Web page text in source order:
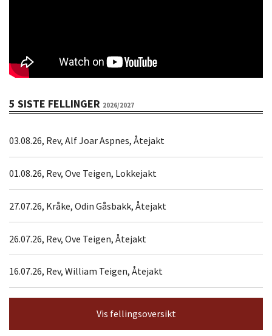
5 SISTE FELLINGER 2026/2027
03.08.26, Rev, Alf Joar Aspnes, Åtejakt
01.08.26, Rev, Ove Teigen, Lokkejakt
27.07.26, Kråke, Odin Gåsbakk, Åtejakt
26.07.26, Rev, Ove Teigen, Åtejakt
16.07.26, Rev, William Teigen, Åtejakt
Vis fellingsoversikt